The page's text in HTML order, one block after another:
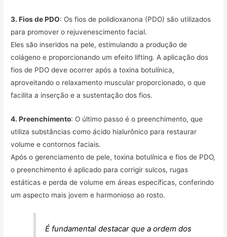
3. Fios de PDO: Os fios de polidioxanona (PDO) são utilizados
para promover o rejuvenescimento facial.
Eles são inseridos na pele, estimulando a produção de
colágeno e proporcionando um efeito lifting. A aplicação dos
fios de PDO deve ocorrer após a toxina botulínica,
aproveitando o relaxamento muscular proporcionado, o que
facilita a inserção e a sustentação dos fios.
4. Preenchimento: O último passo é o preenchimento, que
utiliza substâncias como ácido hialurônico para restaurar
volume e contornos faciais.
Após o gerenciamento de pele, toxina botulínica e fios de PDO,
o preenchimento é aplicado para corrigir sulcos, rugas
estáticas e perda de volume em áreas específicas, conferindo
um aspecto mais jovem e harmonioso ao rosto.
É fundamental destacar que a ordem dos